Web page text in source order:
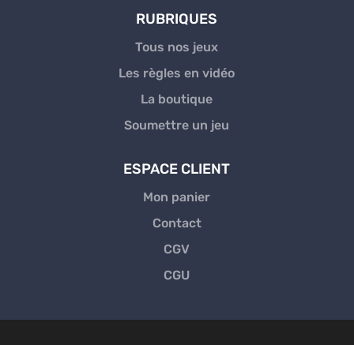
RUBRIQUES
Tous nos jeux
Les règles en vidéo
La boutique
Soumettre un jeu
ESPACE CLIENT
Mon panier
Contact
CGV
CGU